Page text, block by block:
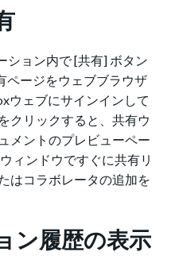
ョン内で [共有] ボタン
ページをウェブブラウザ
ウェブにサインインして
クリックすると、共有ウ
メントのプレビューペー
ィンドウですぐに共有リ
はコラボレータの追加を
ン履歴の表示